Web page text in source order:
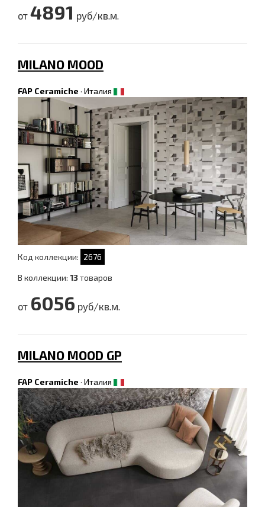
от 4891 руб/кв.м.
MILANO MOOD
FAP Ceramiche · Италия
Код коллекции: 2676
В коллекции: 13товаров
от 6056 руб/кв.м.
MILANO MOOD GP
FAP Ceramiche · Италия